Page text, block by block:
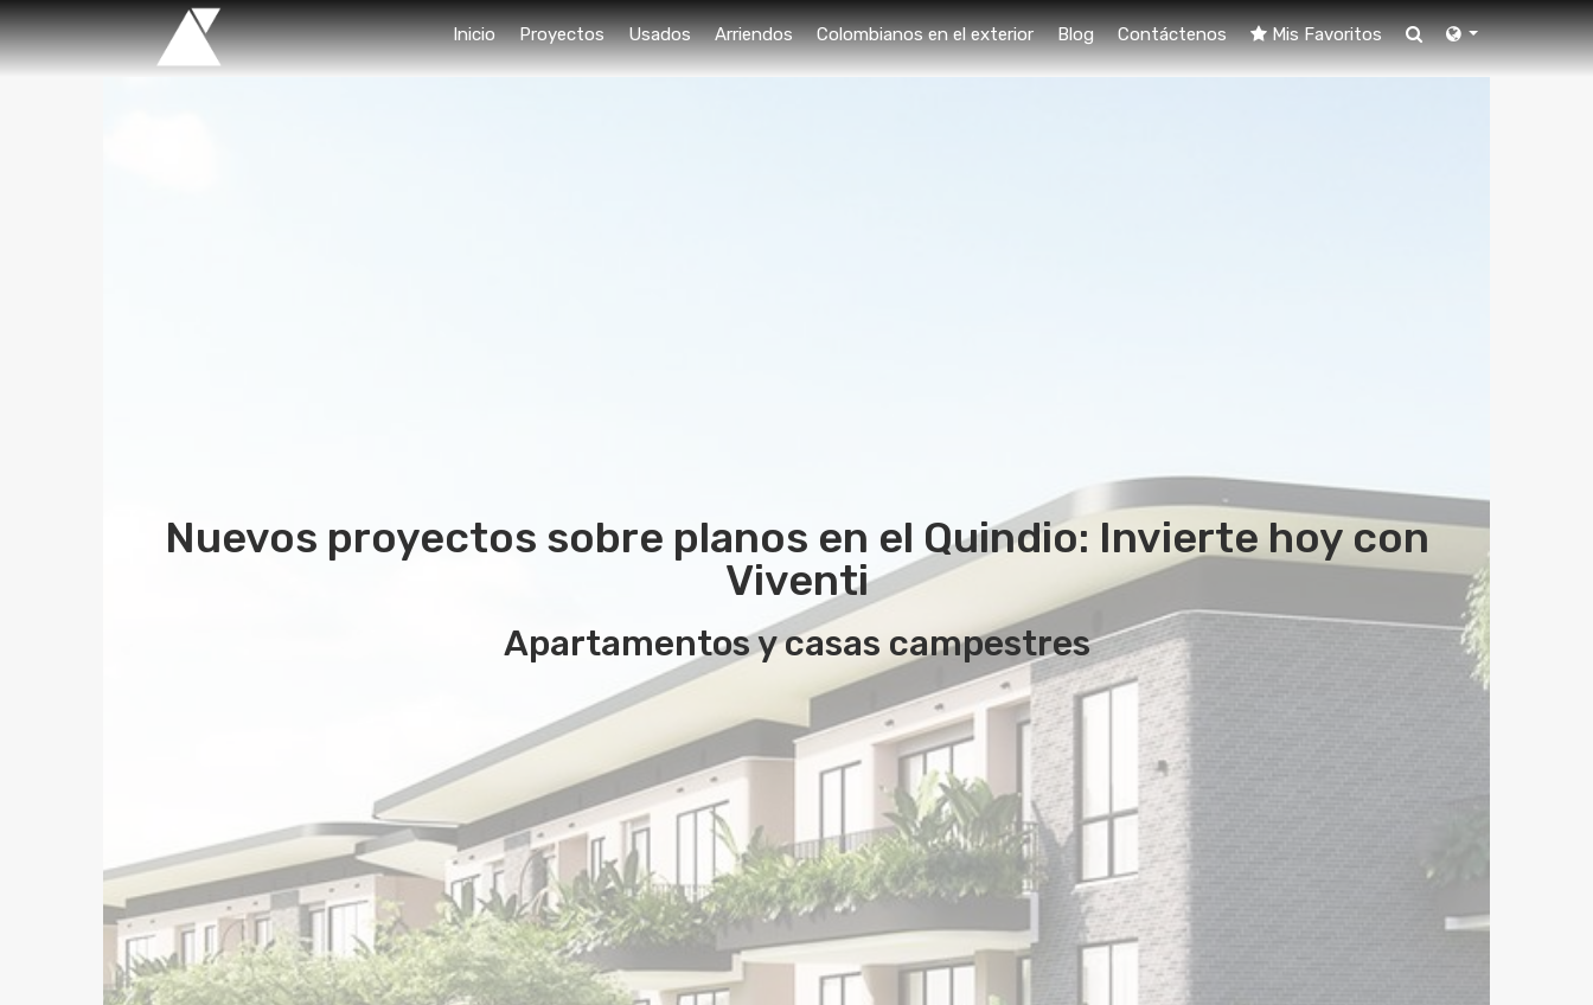
Inicio Proyectos Usados Arriendos Colombianos en el exterior Blog Contáctenos Mis Favoritos
Nuevos proyectos sobre planos en el Quindio: Invierte hoy con
Viventi
Apartamentos y casas campestres